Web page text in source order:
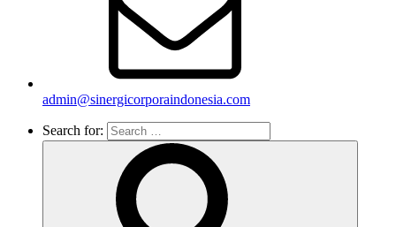
admin@sinergicorporaindonesia.com
Search for: